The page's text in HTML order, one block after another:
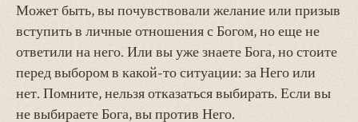
Может быть, вы почувствовали желание или призыв
вступить в личные отношения с Богом, но еще не
ответили на него. Или вы уже знаете Бога, но стоите
перед выбором в какой-то ситуации: за Него или
нет. Помните, нельзя отказаться выбирать. Если вы
не выбираете Бога, вы против Него.